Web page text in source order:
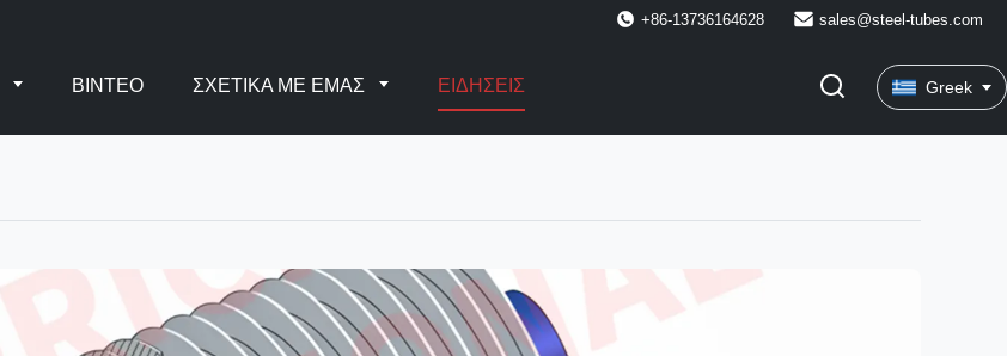
+86-13736164628 sales@steel-tubes.com
ΒΊΝΤΕΟ ΣΧΕΤΙΚΆ ΜΕ ΕΜΆΣ ΕΙΔΉΣΕΙΣ Greek